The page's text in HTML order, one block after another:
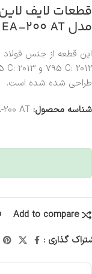
مدل EA-200 AT
طراحی شده شده است.
شناسه محصول: 200 AT
Add to compare
گذاری :